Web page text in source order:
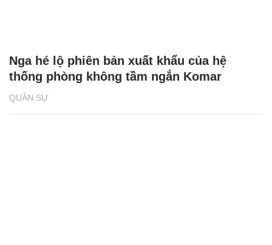
QUÂN SỰ
Nga hé lộ phiên bản xuất khẩu của hệ
thống phòng không tầm ngắn Komar